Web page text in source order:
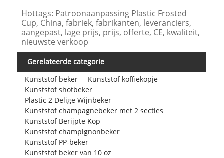
Hottags: Patroonaanpassing Plastic Frosted
Cup, China, fabriek, fabrikanten, leveranciers,
aangepast, lage prijs, prijs, offerte, CE, kwaliteit,
nieuwste verkoop
Gerelateerde categorie
Kunststof beker
Kunststof koffiekopje
Kunststof shotbeker
Plastic 2 Delige Wijnbeker
Kunststof champagnebeker met 2 secties
Kunststof Berijpte Kop
Kunststof champignonbeker
Kunststof PP-beker
Kunststof beker van 10 oz